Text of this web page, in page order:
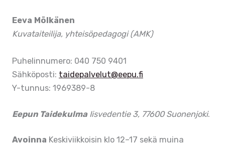
Eeva Mölkänen
Kuvataiteilija, yhteisöpedagogi (AMK)
Puhelinnumero: 040 750 9401
Sähköposti: taidepalvelut@eepu.fi
Y-tunnus: 1969389-8
Eepun Taidekulma Iisvedentie 3, 77600 Suonenjoki.
Avoinna Keskiviikkoisin klo 12–17 sekä muina